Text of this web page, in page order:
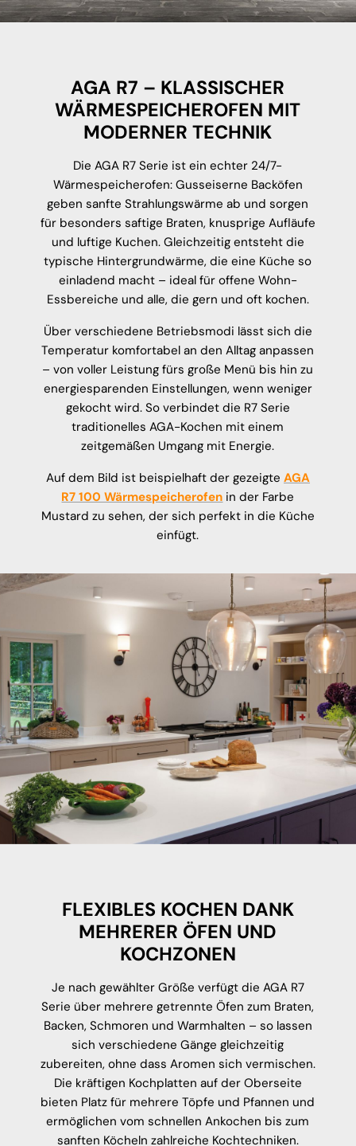
AGA R7 – KLASSISCHER
WÄRMESPEICHEROFEN MIT
MODERNER TECHNIK
Die AGA R7 Serie ist ein echter 24/7-
Wärmespeicherofen: Gusseiserne Backöfen
geben sanfte Strahlungswärme ab und sorgen
für besonders saftige Braten, knusprige Aufläufe
und luftige Kuchen. Gleichzeitig entsteht die
typische Hintergrundwärme, die eine Küche so
einladend macht – ideal für offene Wohn-
Essbereiche und alle, die gern und oft kochen.
Über verschiedene Betriebsmodi lässt sich die
Temperatur komfortabel an den Alltag anpassen
– von voller Leistung fürs große Menü bis hin zu
energiesparenden Einstellungen, wenn weniger
gekocht wird. So verbindet die R7 Serie
traditionelles AGA-Kochen mit einem
zeitgemäßen Umgang mit Energie.
Auf dem Bild ist beispielhaft der gezeigte AGA
R7 100 Wärmespeicherofen in der Farbe
Mustard zu sehen, der sich perfekt in die Küche
einfügt.
FLEXIBLES KOCHEN DANK
MEHRERER ÖFEN UND
KOCHZONEN
Je nach gewählter Größe verfügt die AGA R7
Serie über mehrere getrennte Öfen zum Braten,
Backen, Schmoren und Warmhalten – so lassen
sich verschiedene Gänge gleichzeitig
zubereiten, ohne dass Aromen sich vermischen.
Die kräftigen Kochplatten auf der Oberseite
bieten Platz für mehrere Töpfe und Pfannen und
ermöglichen vom schnellen Ankochen bis zum
sanften Köcheln zahlreiche Kochtechniken.